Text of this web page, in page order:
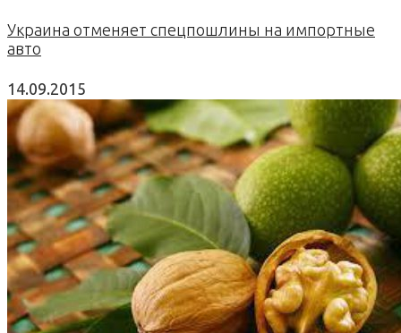
Украина отменяет спецпошлины на импортные
авто
14.09.2015